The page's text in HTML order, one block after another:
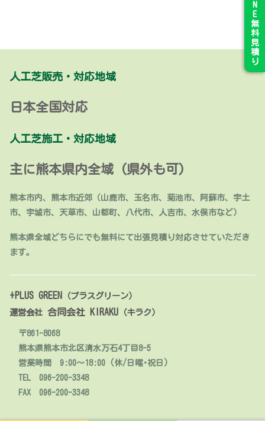
N
E
無
料
見
積
り
人工芝販売・対応地域
日本全国対応
人工芝施工・対応地域
主に熊本県内全域 (県外も可)
熊本市内、熊本市近郊（山鹿市、玉名市、菊池市、阿蘇市、宇土
市、宇城市、天草市、山都町、八代市、人吉市、水俣市など）
熊本県全域どちらにでも無料にて出張見積り対応させていただき
ます。
+PLUS GREEN
（プラスグリーン）
運営会社 合同会社 KIRAKU （キラク）
〒861-8068
熊本県熊本市北区清水万石4丁目8-5
営業時間 9:00～18:00 (休/日曜･祝日)
TEL 096-200-3348
FAX 096-200-3348